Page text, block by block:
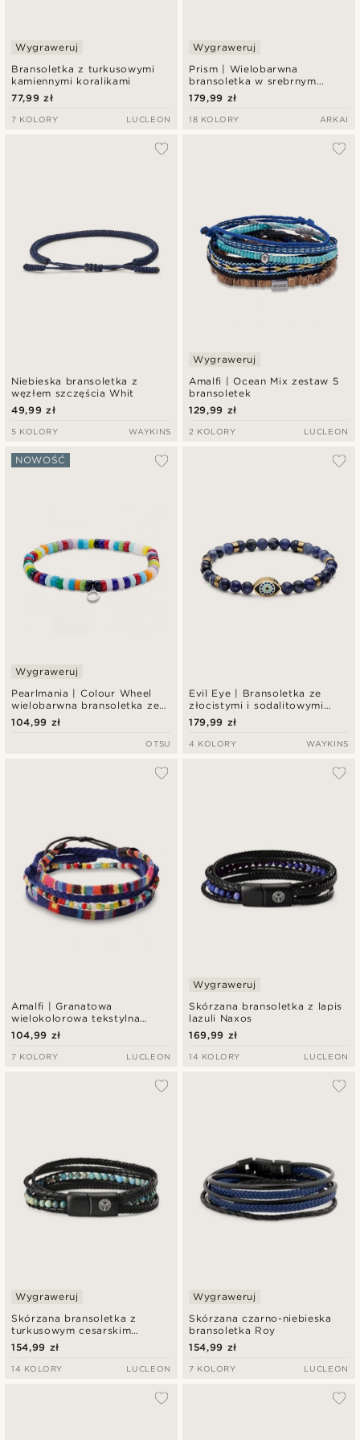
Bransoletka z turkusowymi
kamiennymi koralikami
Wygraweruj
77,99 zł
7 KOLORY LUCLEON
Prism | Wielobarwna
bransoletka w srebrnym
odcieniu z kryształowego
szkła
Wygraweruj
179,99 zł
18 KOLORY ARKAI
Niebieska bransoletka z
węzłem szczęścia Whit
49,99 zł
5 KOLORY WAYKINS
Amalfi | Ocean Mix zestaw 5
bransoletek
Wygraweruj
129,99 zł
2 KOLORY LUCLEON
Pearlmania | Colour Wheel
wielobarwna bransoletka ze
szklanych koralików
NOWOŚĆ
Wygraweruj
104,99 zł
OTSU
Evil Eye | Bransoletka ze
złocistymi i sodalitowymi
koralikami
179,99 zł
4 KOLORY WAYKINS
Amalfi | Granatowa
wielokolorowa tekstylna
bransoletka surferska
104,99 zł
7 KOLORY LUCLEON
Skórzana bransoletka z lapis
lazuli Naxos
Wygraweruj
169,99 zł
14 KOLORY LUCLEON
Skórzana bransoletka z
turkusowym cesarskim
jaspisem Naxos
Wygraweruj
154,99 zł
14 KOLORY LUCLEON
Skórzana czarno-niebieska
bransoletka Roy
Wygraweruj
154,99 zł
7 KOLORY LUCLEON